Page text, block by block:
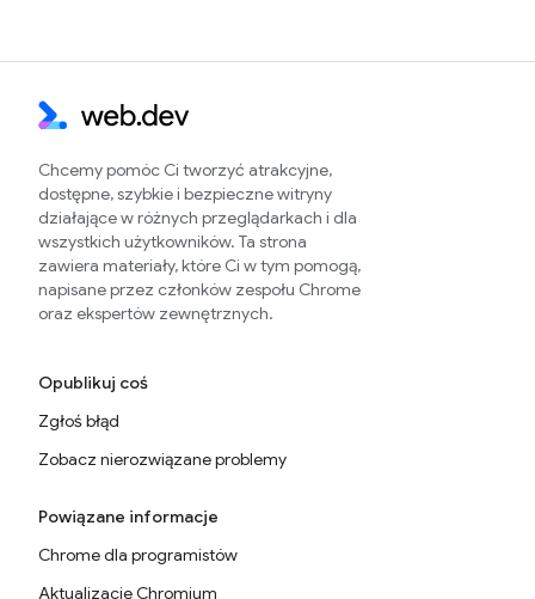
Chcemy pomóc Ci tworzyć atrakcyjne,
dostępne, szybkie i bezpieczne witryny
działające w różnych przeglądarkach i dla
wszystkich użytkowników. Ta strona
zawiera materiały, które Ci w tym pomogą,
napisane przez członków zespołu Chrome
oraz ekspertów zewnętrznych.
Opublikuj coś
Zgłoś błąd
Zobacz nierozwiązane problemy
Powiązane informacje
Chrome dla programistów
Aktualizacje Chromium